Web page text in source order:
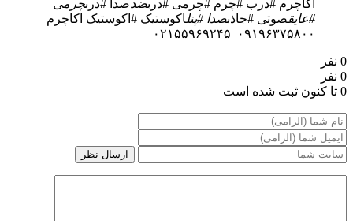
#درب #چرم #چرمی #دربضد صدا #دربچرمی
صوتی #جاذبصدا #پنلاکوستیک #اکوستیک اکاچرم